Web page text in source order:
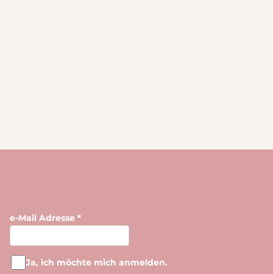
e-Mail Adresse *
Ja, ich möchte mich anmelden.